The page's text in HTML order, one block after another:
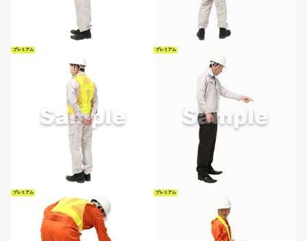
プレミアム プレミアム
プレミアム プレミアム